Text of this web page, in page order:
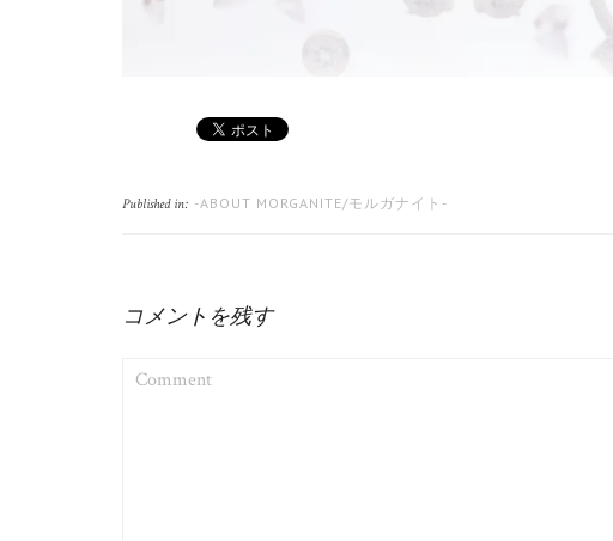
Published in: -ABOUT MORGANITE/モルガナイト-
コメントを残す